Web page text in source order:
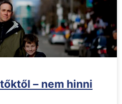
– nem hinni